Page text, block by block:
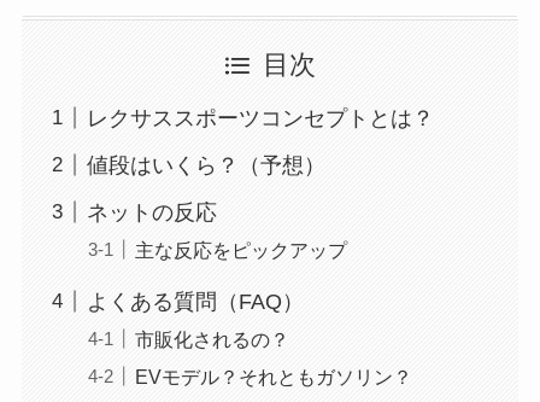
目次
レクサススポーツコンセプトとは？
値段はいくら？（予想）
ネットの反応
主な反応をピックアップ
よくある質問（FAQ）
市販化されるの？
EVモデル？それともガソリン？